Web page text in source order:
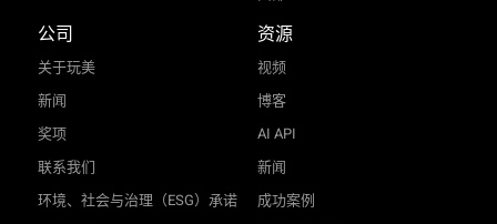
公司
关于玩美
新闻
奖项
联系我们
环境、社会与治理（ESG）承诺
资源
视频
博客
AI API
新闻
成功案例